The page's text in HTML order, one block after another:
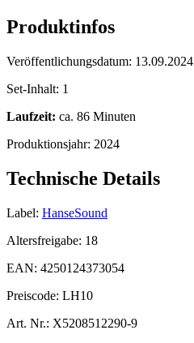
Produktinfos
Veröffentlichungsdatum: 13.09.2024
Set-Inhalt: 1
Laufzeit: ca. 86 Minuten
Produktionsjahr: 2024
Technische Details
Label: HanseSound
Altersfreigabe: 18
EAN: 4250124373054
Preiscode: LH10
Art. Nr.: X5208512290-9